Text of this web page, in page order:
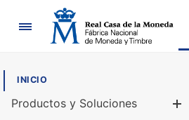
Navegación
INICIO
Productos y Soluciones